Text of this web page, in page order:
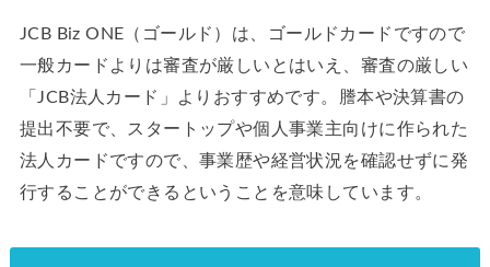
JCB Biz ONE（ゴールド）は、ゴールドカードですので
一般カードよりは審査が厳しいとはいえ、審査の厳しい
「JCB法人カード」よりおすすめです。謄本や決算書の
提出不要で、スタートップや個人事業主向けに作られた
法人カードですので、事業歴や経営状況を確認せずに発
行することができるということを意味しています。